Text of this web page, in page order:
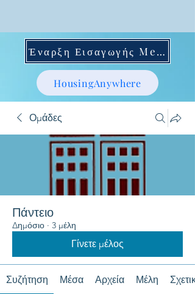
Έναρξη Εισαγωγής Mentoring
HousingAnywhere
Ομάδες
Πάντειο
Δημόσιο · 3 μέλη
Γίνετε μέλος
Συζήτηση Μέσα Αρχεία Μέλη